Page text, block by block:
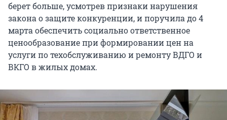
берет больше, усмотрев признаки нарушения
закона о защите конкуренции, и поручила до 4
марта обеспечить социально ответственное
ценообразование при формировании цен на
услуги по техобслуживанию и ремонту ВДГО и
ВКГО в жилых домах.